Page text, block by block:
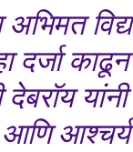
दर्जा
आणि